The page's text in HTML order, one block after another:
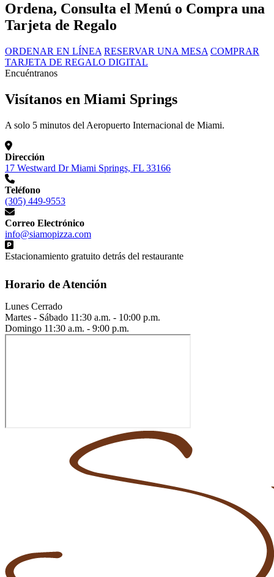
Ordena, Consulta el Menú o Compra una
Tarjeta de Regalo
ORDENAR EN LÍNEA RESERVAR UNA MESA COMPRAR
TARJETA DE REGALO DIGITAL
Encuéntranos
Visítanos en Miami Springs
A solo 5 minutos del Aeropuerto Internacional de Miami.
Dirección
17 Westward Dr Miami Springs, FL 33166
Teléfono
(305) 449-9553
Correo Electrónico
info@siamopizza.com
Estacionamiento gratuito detrás del restaurante
Horario de Atención
Lunes Cerrado
Martes - Sábado 11:30 a.m. - 10:00 p.m.
Domingo 11:30 a.m. - 9:00 p.m.